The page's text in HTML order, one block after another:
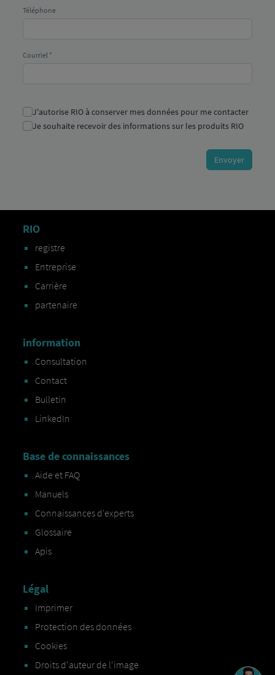
RIO
registre
Entreprise
Carrière
partenaire
information
Consultation
Contact
Bulletin
LinkedIn
Base de connaissances
Aide et FAQ
Manuels
Connaissances d'experts
Glossaire
Apis
Légal
Imprimer
Protection des données
Cookies
Droits d'auteur de l'image